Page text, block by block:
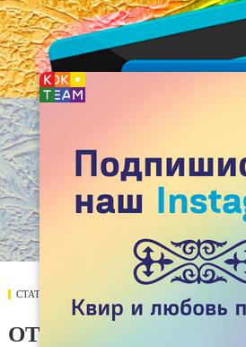
СТАТЬИ
ОТЧЕТ ПО СБОРАМ